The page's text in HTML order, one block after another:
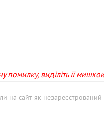
виділіть її
на сайт як